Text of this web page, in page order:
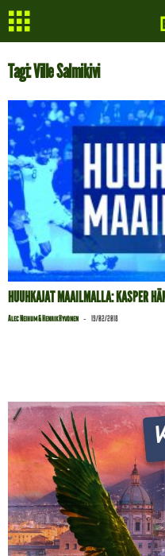
Tagi: Ville Salmikivi
HUUHKAJAT MAAILMALLA: KASPER
Alec Neihum & Henrik Hyvönen - 19/02/2018